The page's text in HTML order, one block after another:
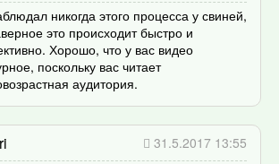
никогда этого процесса у свиней,
это происходит быстро и
Хорошо, что у вас видео
поскольку вас читает
аудитория.
31.5.2017 13:55